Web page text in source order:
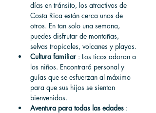
días en tránsito, los atractivos de
Costa Rica están cerca unos de
otros. En tan solo una semana,
puedes disfrutar de montañas,
selvas tropicales, volcanes y playas.
Cultura familiar : Los ticos adoran a
los niños. Encontrará personal y
guías que se esfuerzan al máximo
para que sus hijos se sientan
bienvenidos.
Aventura para todas las edades :